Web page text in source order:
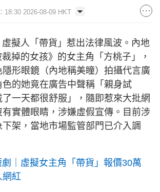
18:30 2026-08-09 HKT
擬人「帶貨」惹出法律風波。內地
掉的女孩》的女主角「方桃子」，
形眼鏡（內地稱美瞳）拍攝代言廣
的她竟在廣告中聲稱「親身試
一天都很舒服」，隨即惹來大批網
有實體眼睛，涉嫌虛假宣傳。目前涉
架，當地市場監管部門已介入調
劇｜虛擬女主角「帶貨」報價30萬
網紅